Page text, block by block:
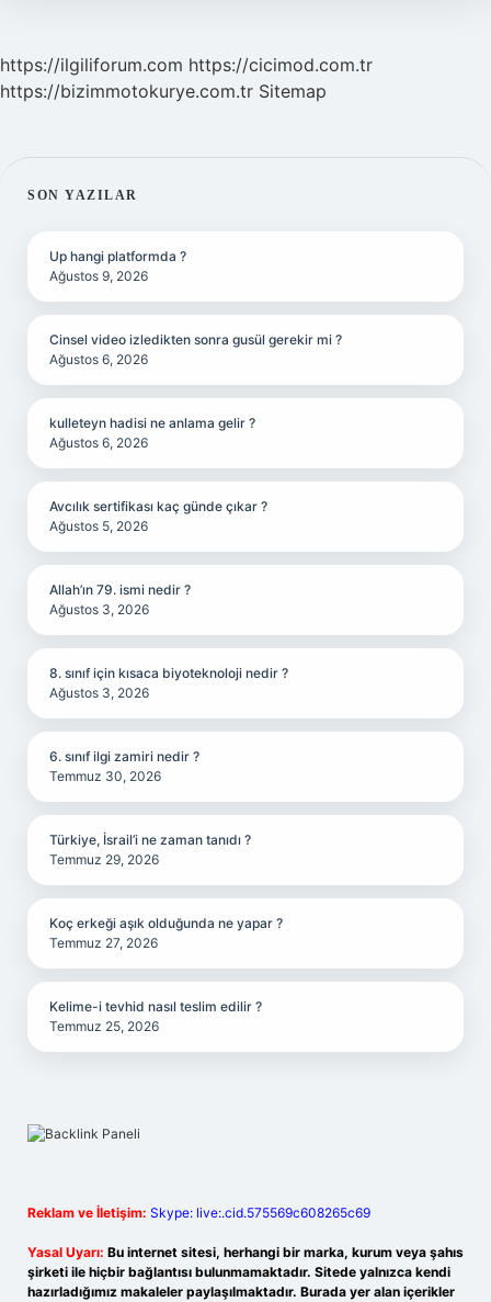
https://ilgiliforum.com https://cicimod.com.tr
https://bizimmotokurye.com.tr Sitemap
SIDEBAR
SON YAZILAR
Up hangi platformda ?
Ağustos 9, 2026
Cinsel video izledikten sonra gusül gerekir mi ?
Ağustos 6, 2026
kulleteyn hadisi ne anlama gelir ?
Ağustos 6, 2026
Avcılık sertifikası kaç günde çıkar ?
Ağustos 5, 2026
Allah’ın 79. ismi nedir ?
Ağustos 3, 2026
8. sınıf için kısaca biyoteknoloji nedir ?
Ağustos 3, 2026
6. sınıf ilgi zamiri nedir ?
Temmuz 30, 2026
Türkiye, İsrail’i ne zaman tanıdı ?
Temmuz 29, 2026
Koç erkeği aşık olduğunda ne yapar ?
Temmuz 27, 2026
Kelime-i tevhid nasıl teslim edilir ?
Temmuz 25, 2026
Reklam ve İletişim: Skype: live:.cid.575569c608265c69
Yasal Uyarı: Bu internet sitesi, herhangi bir marka, kurum veya şahıs
şirketi ile hiçbir bağlantısı bulunmamaktadır. Sitede yalnızca kendi
hazırladığımız makaleler paylaşılmaktadır. Burada yer alan içerikler